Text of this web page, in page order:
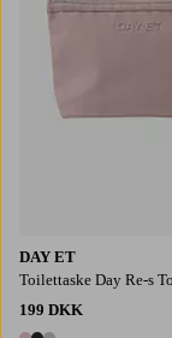
DAY ET
Toilettaske Day Re-s
199 DKK